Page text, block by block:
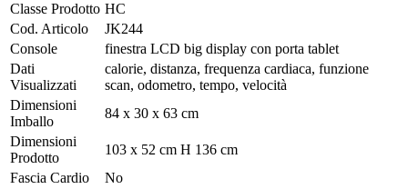
Classe Prodotto HC
Cod. Articolo
JK244
Console
finestra LCD big display con porta tablet
Dati
Visualizzati
calorie, distanza, frequenza cardiaca, funzione
scan, odometro, tempo, velocità
Dimensioni
Imballo
84 x 30 x 63 cm
Dimensioni
Prodotto
103 x 52 cm H 136 cm
Fascia Cardio
No